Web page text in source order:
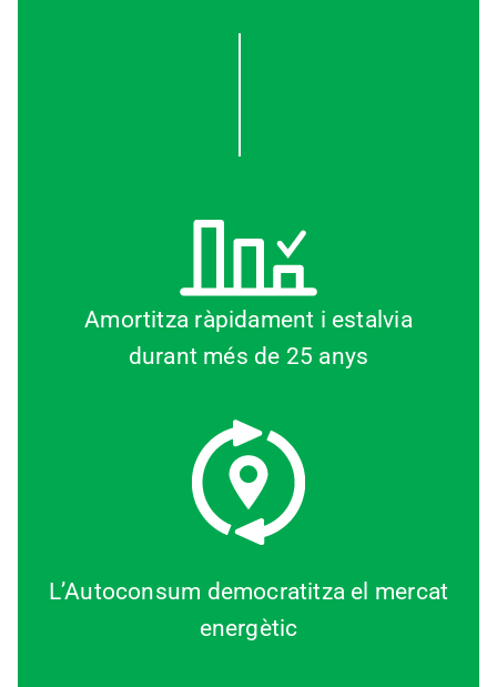
Amortitza ràpidament i estalvia
durant més de 25 anys
L’Autoconsum democratitza el mercat
energètic